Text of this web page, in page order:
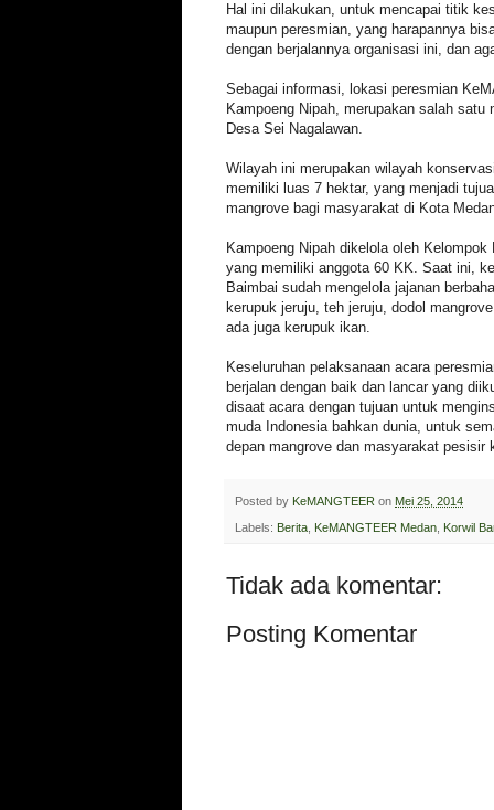
Hal ini dilakukan, untuk mencapai titik
maupun peresmian, yang harapannya
dengan berjalannya organisasi ini, dan
Sebagai informasi, lokasi peresmian
Kampoeng Nipah, merupakan salah satu
Desa Sei Nagalawan.
Wilayah ini merupakan wilayah
memiliki luas 7 hektar, yang menjadi
mangrove bagi masyarakat di Kota
Kampoeng Nipah dikelola oleh
yang memiliki anggota 60 KK. Saat ini,
Baimbai sudah mengelola jajanan
kerupuk jeruju, teh jeruju, dodol
ada juga kerupuk ikan.
Keseluruhan pelaksanaan acara
berjalan dengan baik dan lancar yang
disaat acara dengan tujuan untuk
muda Indonesia bahkan dunia, untuk
depan mangrove dan masyarakat pesisir
Posted by KeMANGTEER on Mei 25, 2014
Labels: Berita KeMANGTEER Medan Korwil
Tidak ada komentar:
Posting Komentar